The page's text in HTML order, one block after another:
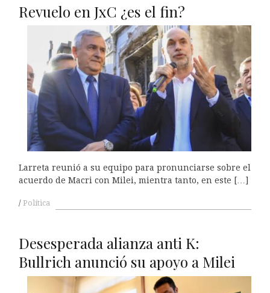
Revuelo en JxC ¿es el fin?
Larreta reunió a su equipo para pronunciarse sobre el
acuerdo de Macri con Milei, mientra tanto, en este […]
Política
Desesperada alianza anti K:
Bullrich anunció su apoyo a Milei